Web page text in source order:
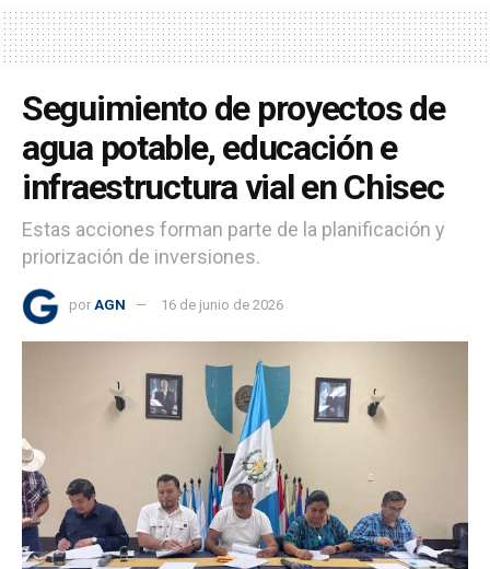
Seguimiento de proyectos de
agua potable, educación e
infraestructura vial en Chisec
Estas acciones forman parte de la planificación y
priorización de inversiones.
por AGN 16 de junio de 2026